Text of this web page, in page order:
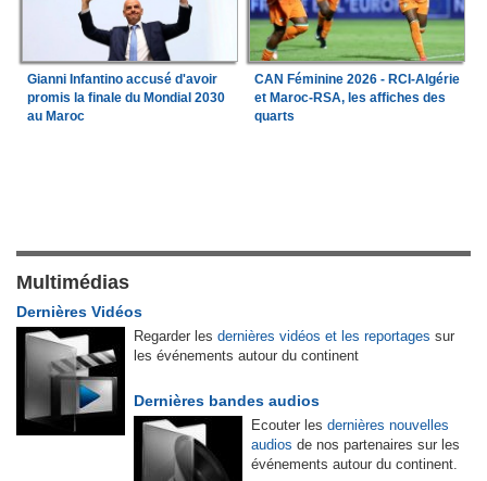
Gianni Infantino accusé d'avoir
promis la finale du Mondial 2030
au Maroc
CAN Féminine 2026 - RCI-Algérie
et Maroc-RSA, les affiches des
quarts
Multimédias
Dernières Vidéos
Regarder les dernières vidéos et les reportages sur
les événements autour du continent
Dernières bandes audios
Ecouter les dernières nouvelles
audios de nos partenaires sur les
événements autour du continent.